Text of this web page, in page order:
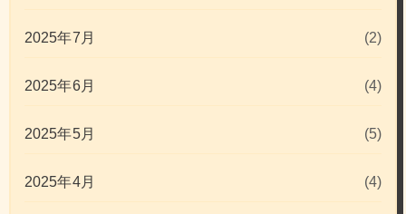
2025年7月 (2)
2025年6月 (4)
2025年5月 (5)
2025年4月 (4)